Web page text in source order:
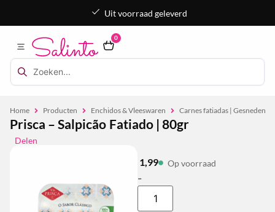
Uit voorraad geleverd
0
Home Producten Enchidos & Vleeswaren Carnes fatiadas | Gesneden
Prisca – Salpicão Fatiado | 80gr
Delen
1,99 Op voorraad
-